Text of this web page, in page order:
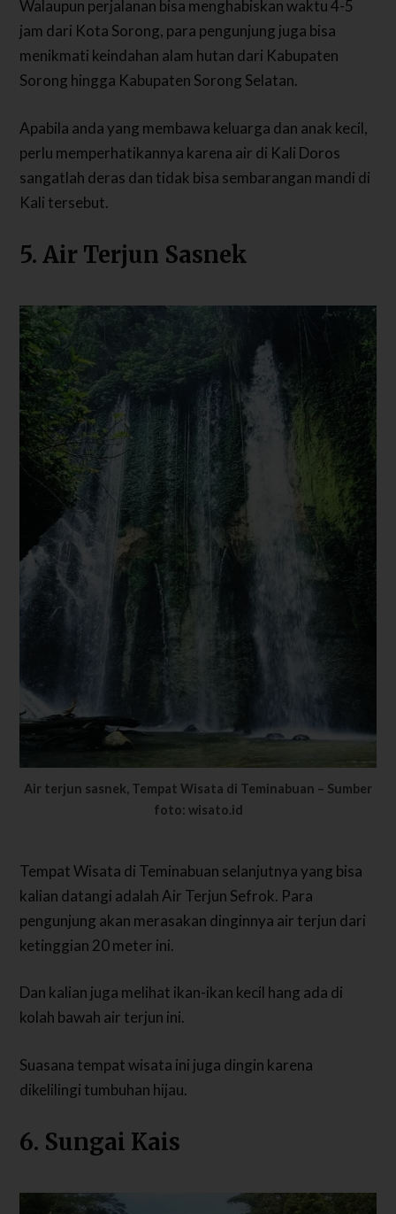
Walaupun perjalanan bisa menghabiskan waktu 4-5
jam dari Kota Sorong, para pengunjung juga bisa
menikmati keindahan alam hutan dari Kabupaten
Sorong hingga Kabupaten Sorong Selatan.
Apabila anda yang membawa keluarga dan anak kecil,
perlu memperhatikannya karena air di Kali Doros
sangatlah deras dan tidak bisa sembarangan mandi di
Kali tersebut.
5. Air Terjun Sasnek
Air terjun sasnek, Tempat Wisata di Teminabuan – Sumber
foto: wisato.id
Tempat Wisata di Teminabuan selanjutnya yang bisa
kalian datangi adalah Air Terjun Sefrok. Para
pengunjung akan merasakan dinginnya air terjun dari
ketinggian 20 meter ini.
Dan kalian juga melihat ikan-ikan kecil hang ada di
kolah bawah air terjun ini.
Suasana tempat wisata ini juga dingin karena
dikelilingi tumbuhan hijau.
6. Sungai Kais